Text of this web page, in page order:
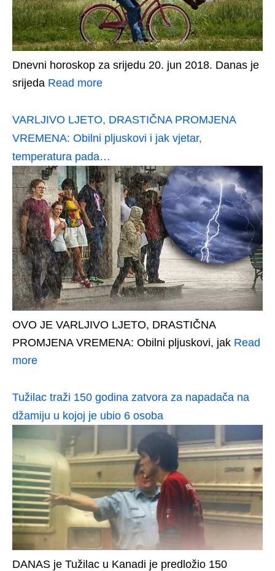
Dnevni horoskop za srijedu 20. jun 2018. Danas je
srijeda Read more
VARLJIVO LJETO, DRASTIČNA PROMJENA
VREMENA: Obilni pljuskovi i jak vjetar,
temperatura pada…
OVO JE VARLJIVO LJETO, DRASTIČNA
PROMJENA VREMENA: Obilni pljuskovi, jak Read
more
Tužilac traži 150 godina zatvora za napadača na
džamiju u kojoj je ubio 6 osoba
DANAS je Tužilac u Kanadi je predložio 150